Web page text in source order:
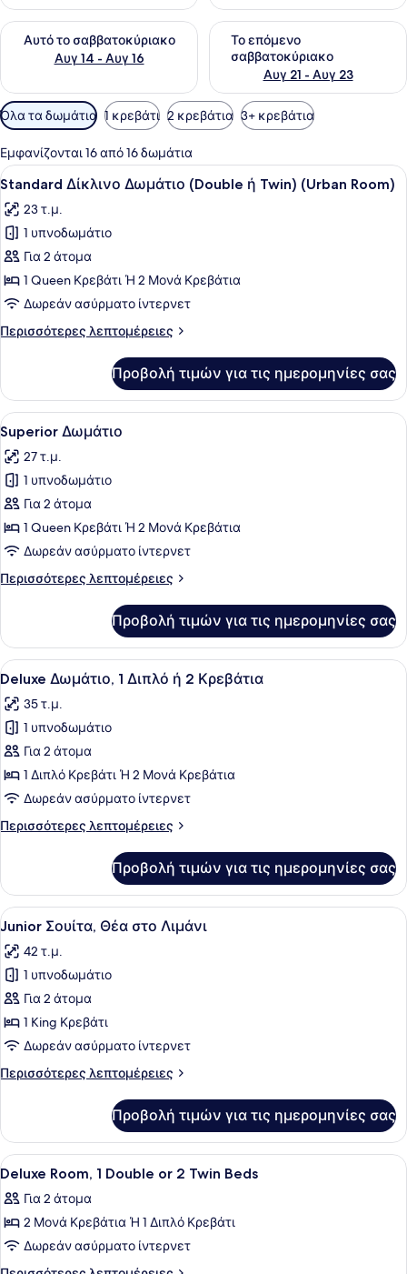
Αυτό το σαββατοκύριακο
Αυγ 14 - Αυγ 16
Έλεγχος διαθεσιμότητας για αυτό το σαββατοκύριακο Αυγ
Το επόμενο
σαββατοκύριακο
Αυγ 21 - Αυγ 23
Έλεγχος διαθεσιμότητας
Διαθέσιμα
φίλτρα
για
τα
δωμάτια
Όλα τα δωμάτια 1 κρεβάτι 2 κρεβάτια 3+ κρεβάτια
Εμφανίζονται 16 από 16 δωμάτια
Προβολή
όλων
των
φωτογραφιών
για
Standard
Δίκλινο
(Double
(Urban
Room)
Ένα δωμάτιο ξενοδοχείου με ένα
4
Standard Δίκλινο Δωμάτιο (Double ή Twin) (Urban Room)
23 τ.μ.
1 υπνοδωμάτιο
Για 2 άτομα
1 Queen Κρεβάτι Ή 2 Μονά Κρεβάτια
Δωρεάν ασύρματο ίντερνετ
Περισσότερες λεπτομέρειες
Περισσότερες
Δίκλινο
Δωμάτιο
(Double
Twin)
(Urban
Προβολή τιμών για τις ημερομηνίες σας
Προβολή
όλων
των
φωτογραφιών
για
Superior
Δωμάτιο
Πουπουλένια παπλώματα, μίνι
6
Superior Δωμάτιο
27 τ.μ.
1 υπνοδωμάτιο
Για 2 άτομα
1 Queen Κρεβάτι Ή 2 Μονά Κρεβάτια
Δωρεάν ασύρματο ίντερνετ
Περισσότερες λεπτομέρειες
Περισσότερες
Δωμάτιο
Προβολή τιμών για τις ημερομηνίες σας
Προβολή
όλων
των
φωτογραφιών
για
Deluxe
Δωμάτιο,
Διπλό
Κρεβάτια
Ένα δωμάτιο ξενοδοχείου με ένα
5
Deluxe Δωμάτιο, 1 Διπλό ή 2 Κρεβάτια
35 τ.μ.
1 υπνοδωμάτιο
Για 2 άτομα
1 Διπλό Κρεβάτι Ή 2 Μονά Κρεβάτια
Δωρεάν ασύρματο ίντερνετ
Περισσότερες λεπτομέρειες
Περισσότερες
Δωμάτιο,
Διπλό
2
Κρεβάτια
Προβολή τιμών για τις ημερομηνίες σας
Προβολή
όλων
των
φωτογραφιών
για
Junior
Σουίτα,
στο
Πουπουλένια παπλώματα, μίνι
5
Junior Σουίτα, Θέα στο Λιμάνι
42 τ.μ.
1 υπνοδωμάτιο
Για 2 άτομα
1 King Κρεβάτι
Δωρεάν ασύρματο ίντερνετ
Περισσότερες λεπτομέρειες
Περισσότερες
Σουίτα,
Θέα
στο
Προβολή τιμών για τις ημερομηνίες σας
Προβολή
όλων
των
φωτογραφιών
για
Deluxe
Ένα δωμάτιο ξενοδοχείου με ένα
5
Deluxe Room, 1 Double or 2 Twin Beds
Για 2 άτομα
2 Μονά Κρεβάτια Ή 1 Διπλό Κρεβάτι
Δωρεάν ασύρματο ίντερνετ